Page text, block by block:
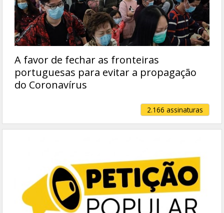
A favor de fechar as fronteiras
portuguesas para evitar a propagação
do Coronavírus
2.166 assinaturas